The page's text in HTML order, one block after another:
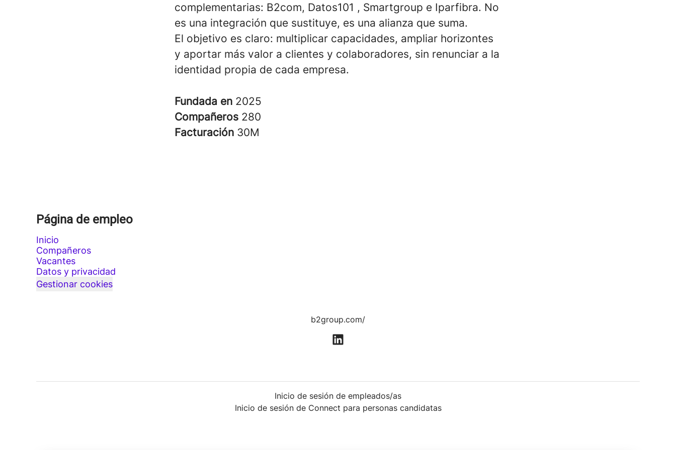
complementarias: B2com, Datos101 , Smartgroup e Iparfibra. No
es una integración que sustituye, es una alianza que suma.
El objetivo es claro: multiplicar capacidades, ampliar horizontes
y aportar más valor a clientes y colaboradores, sin renunciar a la
identidad propia de cada empresa.
Fundada en 2025
Compañeros 280
Facturación 30M
Página de empleo
Inicio
Compañeros
Vacantes
Datos y privacidad
Gestionar cookies
b2group.com/
Inicio de sesión de empleados/as
Inicio de sesión de Connect para personas candidatas